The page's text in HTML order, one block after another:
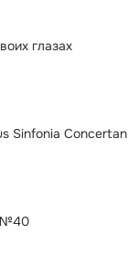
глазах
Sinfonia Concertan
№40